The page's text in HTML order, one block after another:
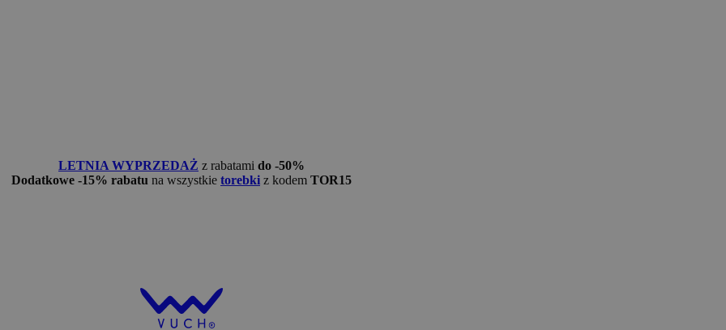
LETNIA WYPRZEDAŻ z rabatami do -50%
Dodatkowe -15% rabatu na wszystkie torebki z kodem TOR15